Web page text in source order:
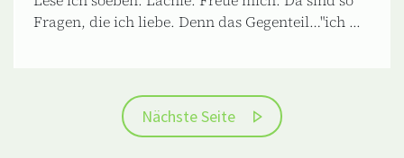
Fragen, die ich liebe. Denn das Gegenteil…"ich ...
Nächste Seite